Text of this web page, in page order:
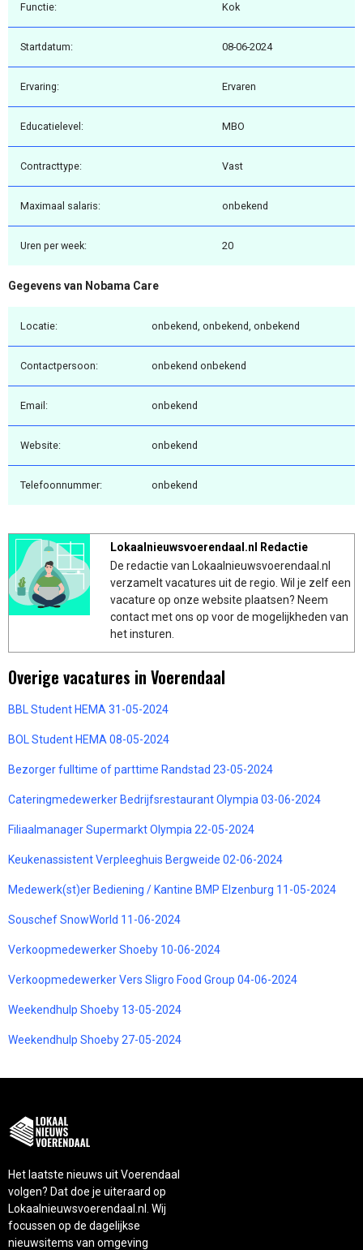
Functie: Kok
Startdatum: 08-06-2024
Ervaring: Ervaren
Educatielevel: MBO
Contracttype: Vast
Maximaal salaris: onbekend
Uren per week: 20
Gegevens van Nobama Care
Locatie: onbekend, onbekend, onbekend
Contactpersoon: onbekend onbekend
Email: onbekend
Website: onbekend
Telefoonnummer: onbekend
Lokaalnieuwsvoerendaal.nl Redactie
De redactie van Lokaalnieuwsvoerendaal.nl
verzamelt vacatures uit de regio. Wil je zelf een
vacature op onze website plaatsen? Neem
contact met ons op voor de mogelijkheden van
het insturen.
Overige vacatures in Voerendaal
BBL Student HEMA 31-05-2024
BOL Student HEMA 08-05-2024
Bezorger fulltime of parttime Randstad 23-05-2024
Cateringmedewerker Bedrijfsrestaurant Olympia 03-06-2024
Filiaalmanager Supermarkt Olympia 22-05-2024
Keukenassistent Verpleeghuis Bergweide 02-06-2024
Medewerk(st)er Bediening / Kantine BMP Elzenburg 11-05-2024
Souschef SnowWorld 11-06-2024
Verkoopmedewerker Shoeby 10-06-2024
Verkoopmedewerker Vers Sligro Food Group 04-06-2024
Weekendhulp Shoeby 13-05-2024
Weekendhulp Shoeby 27-05-2024
Het laatste nieuws uit Voerendaal
volgen? Dat doe je uiteraard op
Lokaalnieuwsvoerendaal.nl. Wij
focussen op de dagelijkse
nieuwsitems van omgeving